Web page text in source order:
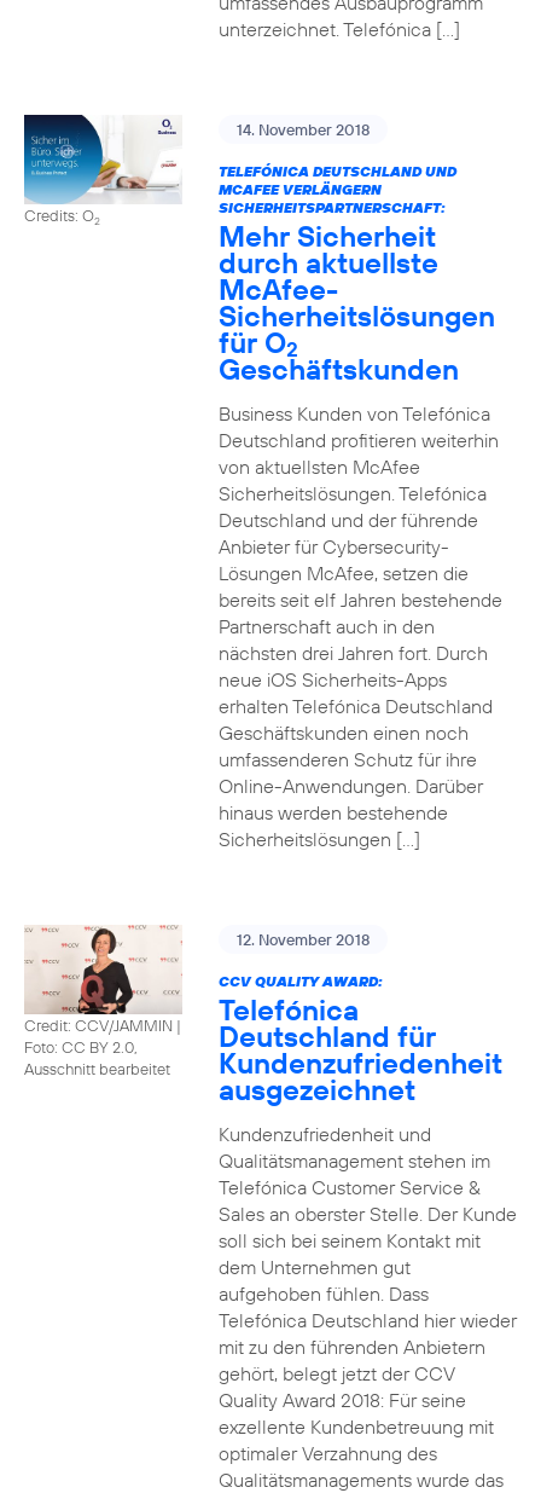
unterzeichnet. Telefónica […]
Credits: O2
14. November 2018
TELEFÓNICA DEUTSCHLAND UND
MCAFEE VERLÄNGERN
SICHERHEITSPARTNERSCHAFT:
Mehr Sicherheit
durch aktuellste
McAfee-
Sicherheitslösungen
für O2
Geschäftskunden
Business Kunden von Telefónica
Deutschland profitieren weiterhin
von aktuellsten McAfee
Sicherheitslösungen. Telefónica
Deutschland und der führende
Anbieter für Cybersecurity-
Lösungen McAfee, setzen die
bereits seit elf Jahren bestehende
Partnerschaft auch in den
nächsten drei Jahren fort. Durch
neue iOS Sicherheits-Apps
erhalten Telefónica Deutschland
Geschäftskunden einen noch
umfassenderen Schutz für ihre
Online-Anwendungen. Darüber
hinaus werden bestehende
Sicherheitslösungen […]
Credit: CCV/JAMMIN |
Foto: CC BY 2.0,
Ausschnitt bearbeitet
12. November 2018
CCV QUALITY AWARD:
Telefónica
Deutschland für
Kundenzufriedenheit
ausgezeichnet
Kundenzufriedenheit und
Qualitätsmanagement stehen im
Telefónica Customer Service &
Sales an oberster Stelle. Der Kunde
soll sich bei seinem Kontakt mit
dem Unternehmen gut
aufgehoben fühlen. Dass
Telefónica Deutschland hier wieder
mit zu den führenden Anbietern
gehört, belegt jetzt der CCV
Quality Award 2018: Für seine
exzellente Kundenbetreuung mit
optimaler Verzahnung des
Qualitätsmanagements wurde das